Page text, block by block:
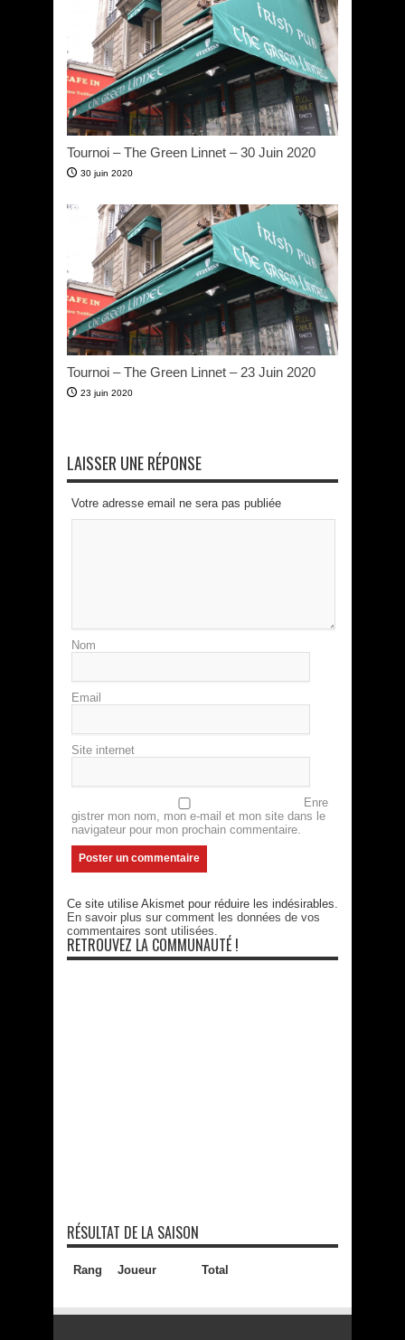
Tournoi – The Green Linnet – 30 Juin 2020
30 juin 2020
Tournoi – The Green Linnet – 23 Juin 2020
23 juin 2020
LAISSER UNE RÉPONSE
Votre adresse email ne sera pas publiée
Nom
Email
Site internet
Enre
gistrer mon nom, mon e-mail et mon site dans le
navigateur pour mon prochain commentaire.
Ce site utilise Akismet pour réduire les indésirables.
En savoir plus sur comment les données de vos
commentaires sont utilisées
RETROUVEZ LA COMMUNAUTÉ !
RÉSULTAT DE LA SAISON
Rang Joueur Total